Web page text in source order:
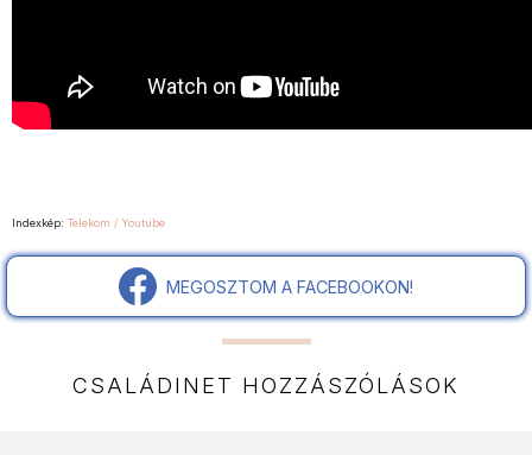
Indexkép: Telekom / Youtube
MEGOSZTOM A FACEBOOKON!
CSALÁDINET HOZZÁSZÓLÁSOK